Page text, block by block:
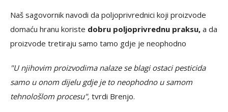
Naš sagovornik navodi da poljoprivrednici koji proizvode
domaću hranu koriste dobru poljoprivrednu praksu, a da
proizvode tretiraju samo tamo gdje je neophodno
"U njihovim proizvodima nalaze se blagi ostaci pesticida
samo u onom dijelu gdje je to neophodno u samom
tehnološlom procesu", tvrdi Brenjo.